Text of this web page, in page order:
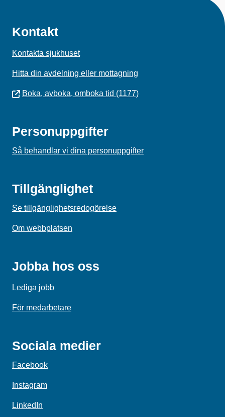
Kontakt
Kontakta sjukhuset
Hitta din avdelning eller mottagning
Boka, avboka, omboka tid (1177)
Personuppgifter
Så behandlar vi dina personuppgifter
Tillgänglighet
Se tillgänglighetsredogörelse
Om webbplatsen
Jobba hos oss
Lediga jobb
För medarbetare
Sociala medier
Facebook
Instagram
LinkedIn